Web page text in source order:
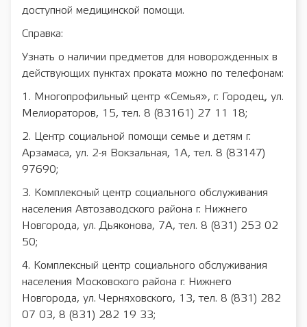
доступной медицинской помощи.
Справка:
Узнать о наличии предметов для новорожденных в
действующих пунктах проката можно по телефонам:
1. Многопрофильный центр «Семья», г. Городец, ул.
Мелиораторов, 15, тел. 8 (83161) 27 11 18;
2. Центр социальной помощи семье и детям г.
Арзамаса, ул. 2-я Вокзальная, 1А, тел. 8 (83147)
97690;
3. Комплексный центр социального обслуживания
населения Автозаводского района г. Нижнего
Новгорода, ул. Дьяконова, 7А, тел. 8 (831) 253 02
50;
4. Комплексный центр социального обслуживания
населения Московского района г. Нижнего
Новгорода, ул. Черняховского, 13, тел. 8 (831) 282
07 03, 8 (831) 282 19 33;